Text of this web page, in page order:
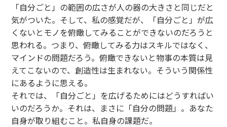
「自分ごと」の範囲の広さが人の器の大きさと同じだと
気がついた。そして、私の感覚だが、「自分ごと」が広
くないとモノを俯瞰してみることができないのだろうと
思われる。つまり、俯瞰してみる力はスキルではなく、
マインドの問題だろう。俯瞰できないと物事の本質は見
えてこないので、創造性は生まれない。そういう関係性
にあるように思える。
それでは、「自分ごと」を広げるためにはどうすればい
いのだろうか。それは、まさに「自分の問題」。あなた
自身が取り組むこと。私自身の課題だ。